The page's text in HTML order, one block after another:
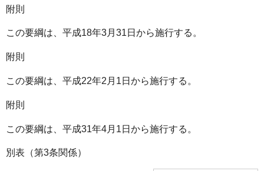
附則
この要綱は、平成18年3月31日から施行する。
附則
この要綱は、平成22年2月1日から施行する。
附則
この要綱は、平成31年4月1日から施行する。
別表（第3条関係）